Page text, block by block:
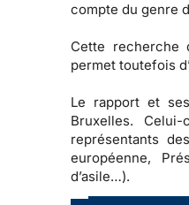
compte du genre
Cette recherche
permet toutefois
Le rapport et
Bruxelles.
représentants
européenne,
d’asile…).